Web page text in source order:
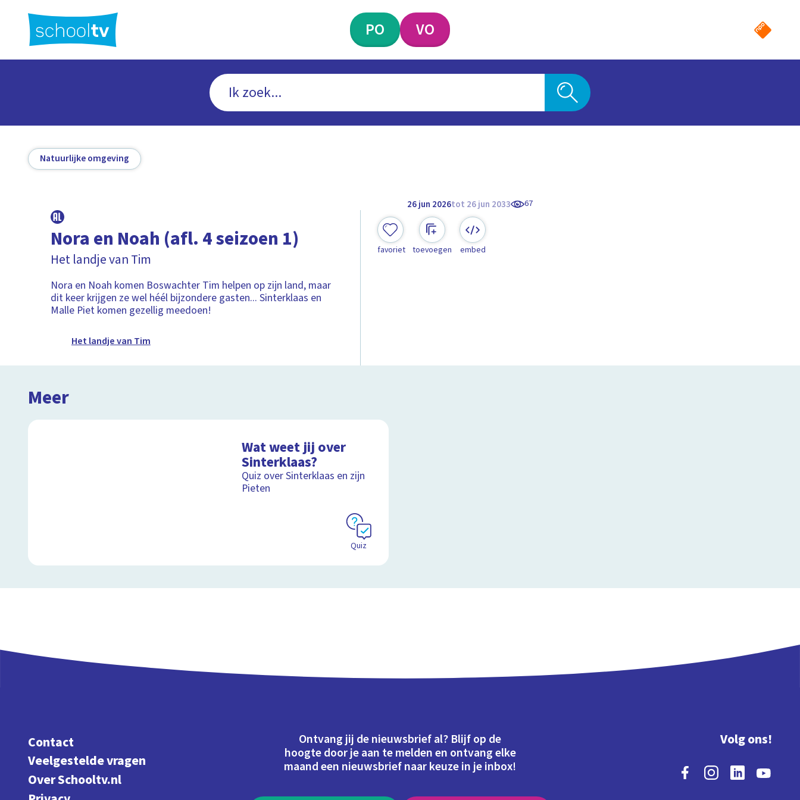
hoofdinhoud
PO VO
Natuurlijke omgeving
26 jun 2026tot 26 jun 2033 67
Nora en Noah (afl. 4 seizoen 1)
Het landje van Tim
Nora en Noah komen Boswachter Tim helpen op zijn land, maar
dit keer krijgen ze wel héél bijzondere gasten... Sinterklaas en
Malle Piet komen gezellig meedoen!
Het landje van Tim
favoriet toevoegen embed
Meer
Wat weet jij over
Sinterklaas?
Quiz over Sinterklaas en zijn
Pieten
Quiz
Contact
Veelgestelde vragen
Over Schooltv.nl
Ontvang jij de nieuwsbrief al? Blijf op de
hoogte door je aan te melden en ontvang elke
maand een nieuwsbrief naar keuze in je inbox!
Volg ons!